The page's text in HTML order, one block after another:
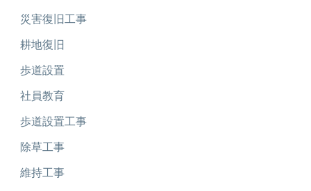
災害復旧工事
耕地復旧
歩道設置
社員教育
歩道設置工事
除草工事
維持工事